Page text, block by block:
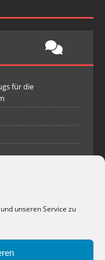
unseren Service zu
für die
in